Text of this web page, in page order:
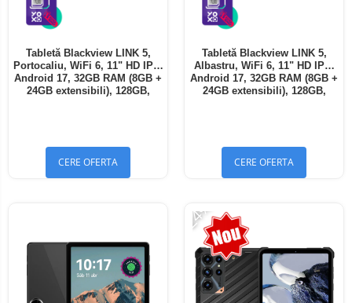
Tabletă Blackview LINK 5,
Portocaliu, WiFi 6, 11" HD IPS,
Android 17, 32GB RAM (8GB +
24GB extensibili), 128GB,
CERE OFERTA
Tabletă Blackview LINK 5,
Albastru, WiFi 6, 11" HD IPS,
Android 17, 32GB RAM (8GB +
24GB extensibili), 128GB,
CERE OFERTA
-24%